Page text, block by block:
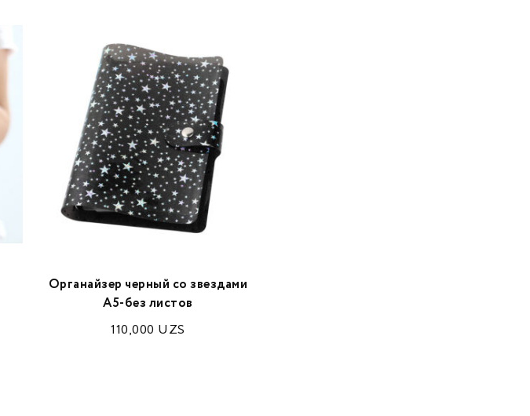
Органайзер черный со звездами
А5-без листов
110,000 UZS